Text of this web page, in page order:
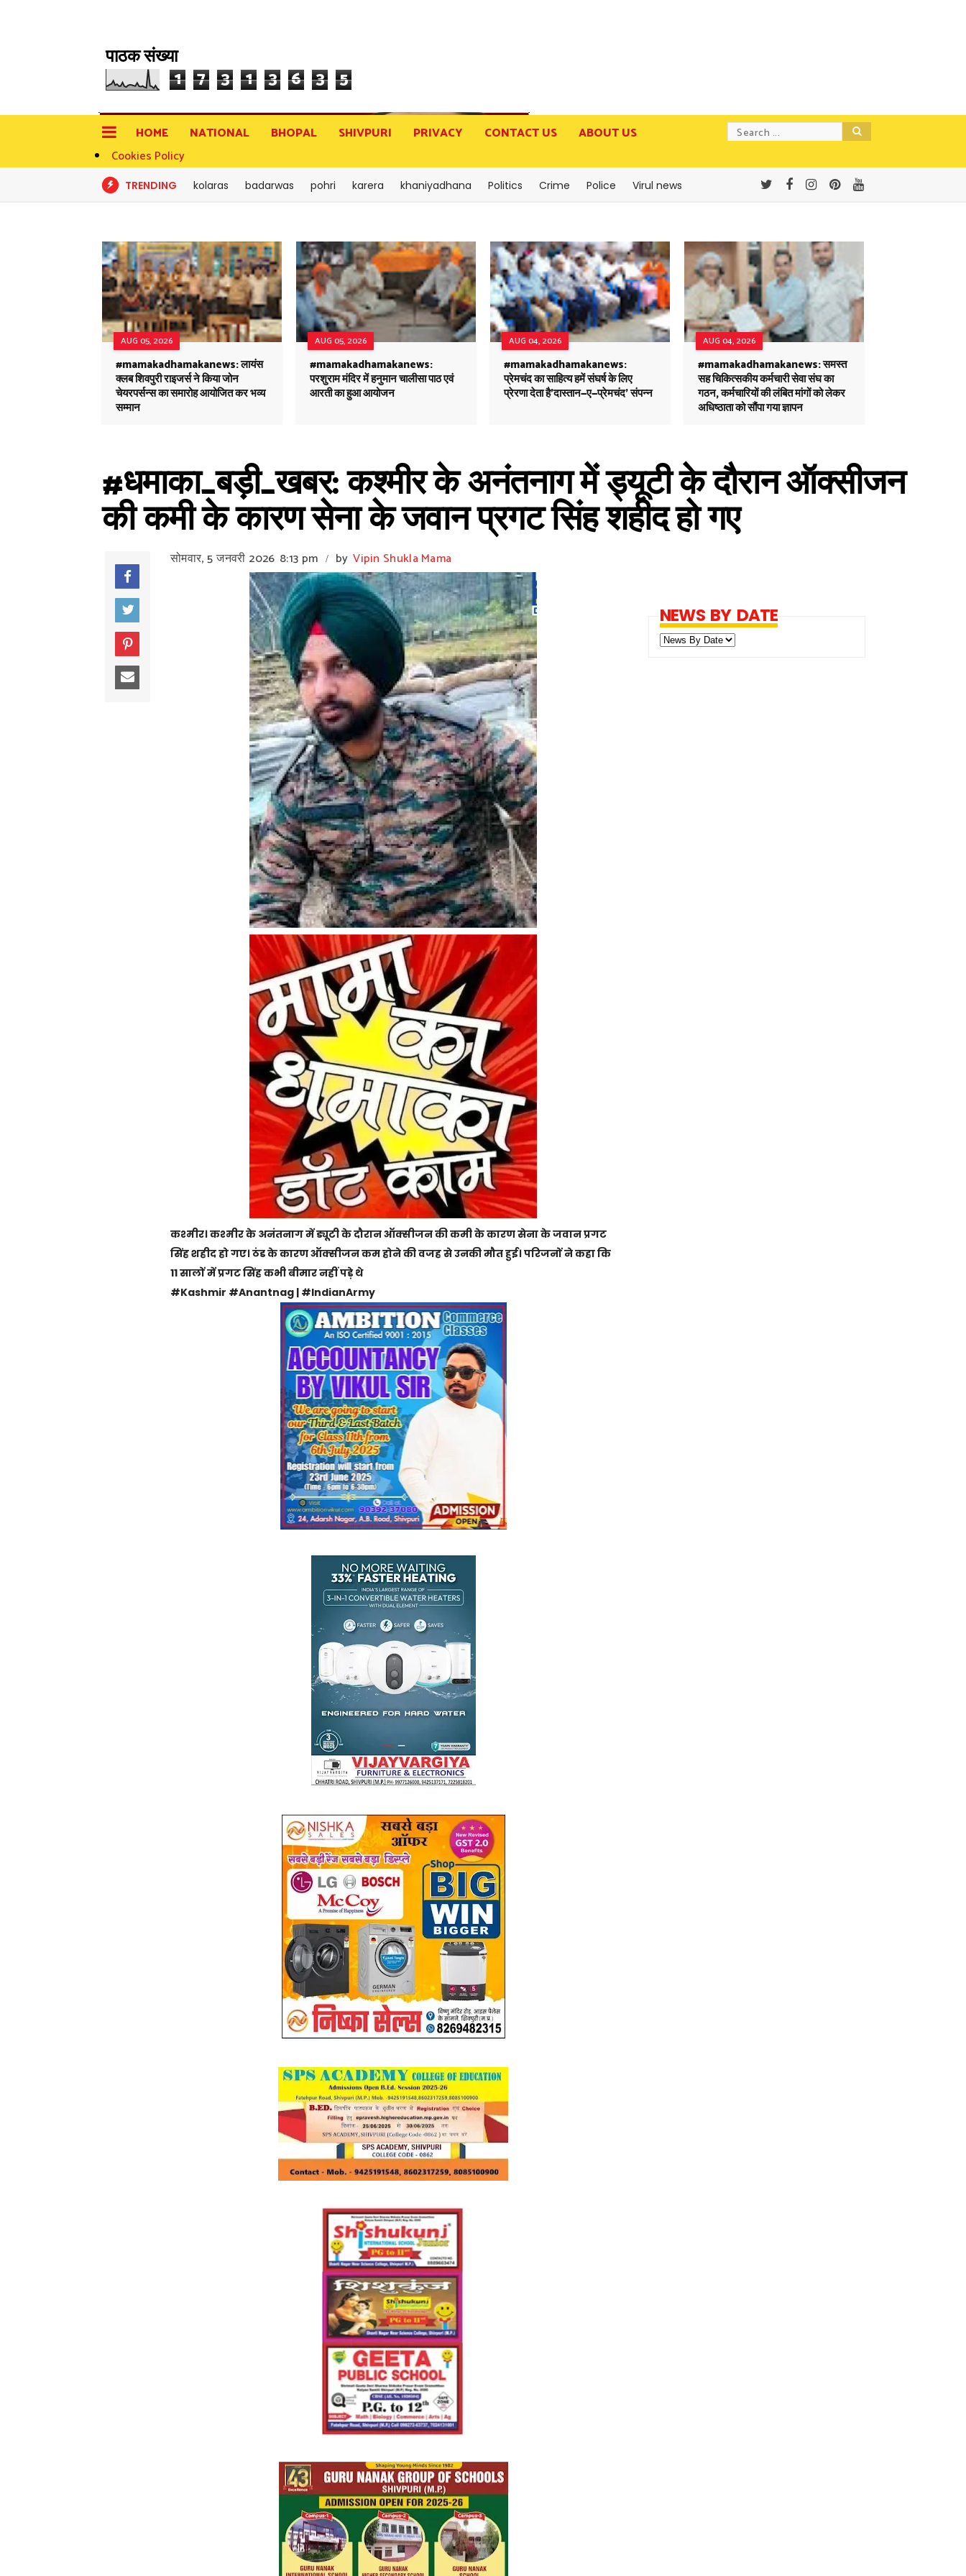
पाठक संख्या
1 7 3 1 3 6 3 5
HOME NATIONAL BHOPAL SHIVPURI PRIVACY CONTACT US
ABOUT US
Cookies Policy
TRENDING kolaras badarwas pohri karera khaniyadhana Politics Crime Police Virul news
AUG 05, 2026
#mamakadhamakanews: लायंस
क्लब शिवपुरी राइजर्स ने किया जोन
चेयरपर्सन्स का समारोह आयोजित कर भव्य
सम्मान
AUG 05, 2026
#mamakadhamakanews:
परशुराम मंदिर में हनुमान चालीसा पाठ एवं
आरती का हुआ आयोजन
AUG 04, 2026
#mamakadhamakanews:
प्रेमचंद का साहित्य हमें संघर्ष के लिए
प्रेरणा देता है'दास्तान—ए—प्रेमचंद' संपन्न
AUG 04, 2026
#mamakadhamakanews: समस्त
सह चिकित्सकीय कर्मचारी सेवा संघ का
गठन, कर्मचारियों की लंबित मांगों को लेकर
अधिष्ठाता को सौंपा गया ज्ञापन
#धमाका_बड़ी_खबर: कश्मीर के अनंतनाग में ड्यूटी के दौरान ऑक्सीजन
की कमी के कारण सेना के जवान प्रगट सिंह शहीद हो गए
सोमवार, 5 जनवरी 2026 8:13 pm / by Vipin Shukla Mama
कश्मीर। कश्मीर के अनंतनाग में ड्यूटी के दौरान ऑक्सीजन की कमी के कारण सेना के जवान प्रगट
सिंह शहीद हो गए। ठंड के कारण ऑक्सीजन कम होने की वजह से उनकी मौत हुई। परिजनों ने कहा कि
11 सालों में प्रगट सिंह कभी बीमार नहीं पड़े थे
#Kashmir #Anantnag | #IndianArmy
NEWS BY DATE